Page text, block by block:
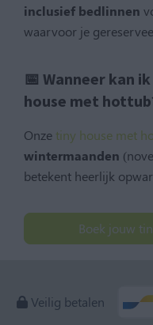
inclusief bedlinnen
waarvoor je
📅 Wanneer kan
house met
Onzetiny house met
wintermaanden
betekent heerlijk
Boek jouw
Veilig betalen